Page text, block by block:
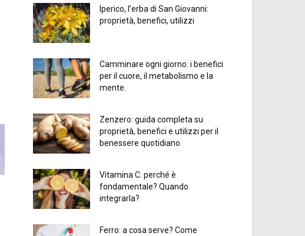
Iperico, l’erba di San Giovanni:
proprietà, benefici, utilizzi
Camminare ogni giorno: i benefici
per il cuore, il metabolismo e la
mente.
Zenzero: guida completa su
proprietà, benefici e utilizzi per il
benessere quotidiano
Vitamina C: perché è
fondamentale? Quando
integrarla?
Ferro: a cosa serve? Come